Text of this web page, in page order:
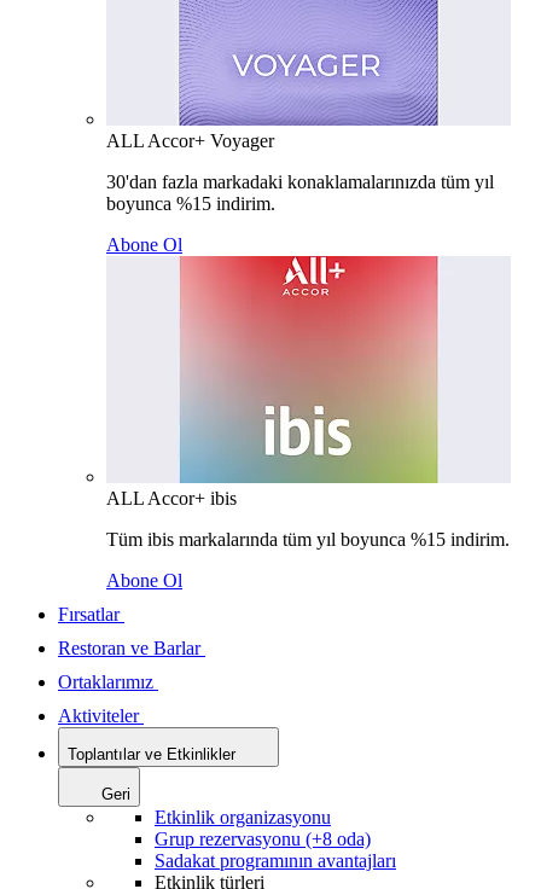
ALL Accor+ Voyager
30'dan fazla markadaki konaklamalarınızda tüm yıl
boyunca %15 indirim.
Abone Ol
ALL Accor+ ibis
Tüm ibis markalarında tüm yıl boyunca %15 indirim.
Abone Ol
Fırsatlar
Restoran ve Barlar
Ortaklarımız
Aktiviteler
Toplantılar ve Etkinlikler
Geri
Etkinlik organizasyonu
Grup rezervasyonu (+8 oda)
Sadakat programının avantajları
Etkinlik türleri